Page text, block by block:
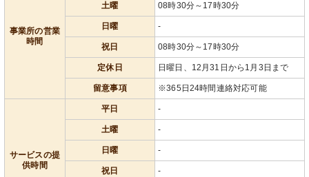
事業所の営業
時間
土曜 08時30分～17時30分
日曜 -
祝日 08時30分～17時30分
定休日 日曜日、12月31日から1月3日まで
留意事項 ※365日24時間連絡対応可能
サービスの提
供時間
平日 -
土曜 -
日曜 -
祝日 -